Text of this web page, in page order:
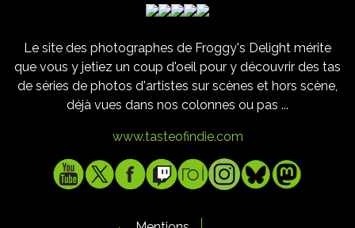
Le site des photographes de Froggy's Delight mérite
que vous y jetiez un coup d'oeil pour y découvrir des tas
de séries de photos d'artistes sur scènes et hors scène,
déjà vues dans nos colonnes ou pas ...
www.tasteofindie.com